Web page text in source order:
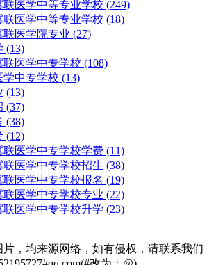
联医学中等专业学校 (249)
联医学中等专业学校​ (18)
联医学院专业 (27)
(13)
联医学中专学校 (108)
学中专学校 (13)
(13)
(37)
(38)
(12)
联医学中专学校学费 (11)
联医学中专学校招生 (38)
联医学中专学校报名 (19)
联医学中专学校专业 (22)
联医学中专学校升学 (23)
，均来源网络，如有侵权，请联系我们